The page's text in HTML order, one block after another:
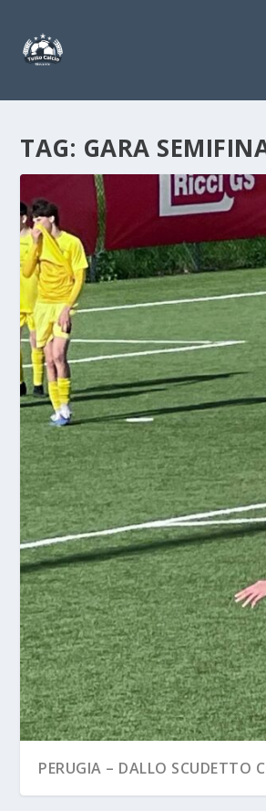
TAG: GARA
PERUGIA – DALLO SCUDETTO